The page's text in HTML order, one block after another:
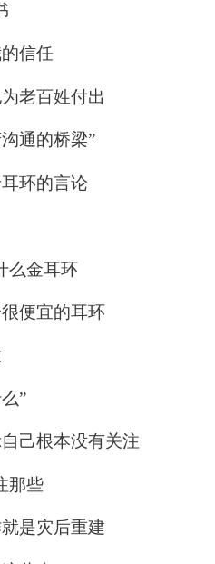
信任
老百姓付出
通的桥梁”
环的言论
么金耳环
便宜的耳环
”
自己根本没有关注
那些
是灾后重建